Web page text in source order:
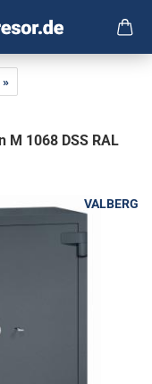
M 1068 DSS RAL
VALBERG